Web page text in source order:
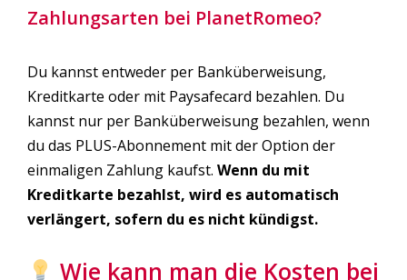
Zahlungsarten bei PlanetRomeo?
Du kannst entweder per Banküberweisung,
Kreditkarte oder mit Paysafecard bezahlen. Du
kannst nur per Banküberweisung bezahlen, wenn
du das PLUS-Abonnement mit der Option der
einmaligen Zahlung kaufst. Wenn du mit
Kreditkarte bezahlst, wird es automatisch
verlängert, sofern du es nicht kündigst.
Wie kann man die Kosten bei